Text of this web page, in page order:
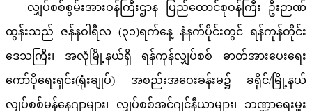
လျှပ်စစ်စွမ်းအားဝန်ကြီးဌာန ပြည်ထောင်စုဝန်ကြီး ဦးဉာဏ်
ထွန်းသည် ဇန်နဝါရီလ (၃၁)ရက်နေ့ နံနက်ပိုင်းတွင် ရန်ကုန်တိုင်း
ဒေသကြီး၊ အလုံမြို့နယ်ရှိ ရန်ကုန်လျှပ်စစ် ဓာတ်အားပေးရေး
ကော်ပိုရေးရှင်း(ရုံးချုပ်) အစည်းအဝေးခန်းမ၌ ခရိုင်/မြို့နယ်
လျှပ်စစ်မန်နေဂျာများ၊ လျှပ်စစ်အင်ဂျင်နီယာများ၊ ဘဏ္ဍာရေးမှူး